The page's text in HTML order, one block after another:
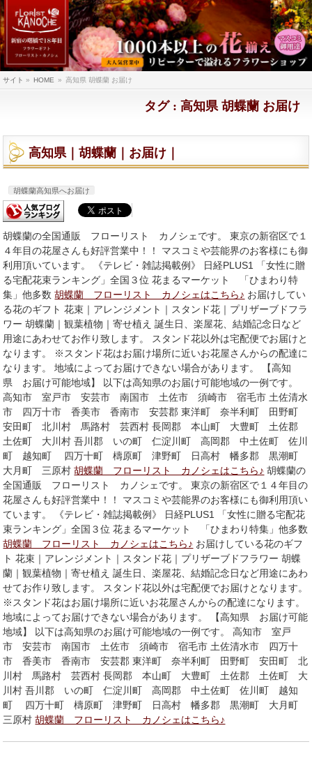
サイト » HOME » 高知県 胡蝶蘭 お届け
タグ : 高知県 胡蝶蘭 お届け
高知県｜胡蝶蘭｜お届け｜
胡蝶蘭高知県へお届け
胡蝶蘭の全国通販 フローリスト カノシェです。 東京の新宿区で１
４年目の花屋さんも好評営業中！！ マスコミや芸能界のお客様にも御
利用頂いています。 《テレビ・雑誌掲載例》 日経PLUS1 「女性に贈
る宅配花束ランキング」全国３位 花まるマーケット 「ひまわり特
集」他多数胡蝶蘭 フローリスト カノシェはこちら♪ お届けしてい
る花のギフト 花束｜アレンジメント｜スタンド花｜プリザーブドフラ
ワー 胡蝶蘭｜観葉植物｜寄せ植え 誕生日、楽屋花、結婚記念日など
用途にあわせてお作り致します。 スタンド花以外は宅配便でお届けと
なります。 ※スタンド花はお届け場所に近いお花屋さんからの配達に
なります。 地域によってお届けできない場合があります。 【高知
県 お届け可能地域】 以下は高知県のお届け可能地域の一例です。
高知市 室戸市 安芸市 南国市 土佐市 須崎市 宿毛市 土佐清水
市 四万十市 香美市 香南市 安芸郡 東洋町 奈半利町 田野町
安田町 北川村 馬路村 芸西村 長岡郡 本山町 大豊町 土佐郡
土佐町 大川村 吾川郡 いの町 仁淀川町 高岡郡 中土佐町 佐川
町 越知町 四万十町 檮原町 津野町 日高村 幡多郡 黒潮町
大月町 三原村胡蝶蘭 フローリスト カノシェはこちら♪ 胡蝶蘭の
全国通販 フローリスト カノシェです。 東京の新宿区で１４年目の
花屋さんも好評営業中！！ マスコミや芸能界のお客様にも御利用頂い
ています。 《テレビ・雑誌掲載例》 日経PLUS1 「女性に贈る宅配花
束ランキング」全国３位 花まるマーケット 「ひまわり特集」他多数
胡蝶蘭 フローリスト カノシェはこちら♪ お届けしている花のギフ
ト 花束｜アレンジメント｜スタンド花｜プリザーブドフラワー 胡蝶
蘭｜観葉植物｜寄せ植え 誕生日、楽屋花、結婚記念日など用途にあわ
せてお作り致します。 スタンド花以外は宅配便でお届けとなります。
※スタンド花はお届け場所に近いお花屋さんからの配達になります。
地域によってお届けできない場合があります。 【高知県 お届け可能
地域】 以下は高知県のお届け可能地域の一例です。 高知市 室戸
市 安芸市 南国市 土佐市 須崎市 宿毛市 土佐清水市 四万十
市 香美市 香南市 安芸郡 東洋町 奈半利町 田野町 安田町 北
川村 馬路村 芸西村 長岡郡 本山町 大豊町 土佐郡 土佐町 大
川村 吾川郡 いの町 仁淀川町 高岡郡 中土佐町 佐川町 越知
町 四万十町 檮原町 津野町 日高村 幡多郡 黒潮町 大月町
三原村胡蝶蘭 フローリスト カノシェはこちら♪